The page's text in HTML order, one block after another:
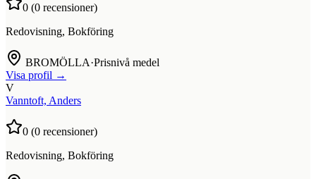
0 (0 recensioner)
Redovisning, Bokföring
BROMÖLLA·Prisnivå medel
Visa profil →
V
Vanntoft, Anders
0 (0 recensioner)
Redovisning, Bokföring